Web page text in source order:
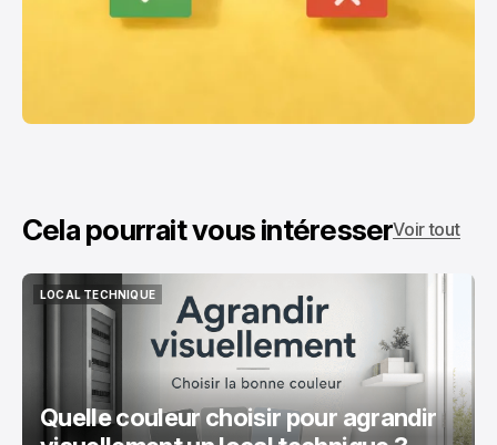
Cela pourrait vous intéresserVoir tout
LOCAL TECHNIQUE
LOCAL TECHNIQUE
Quelle couleur choisir pour agrandir